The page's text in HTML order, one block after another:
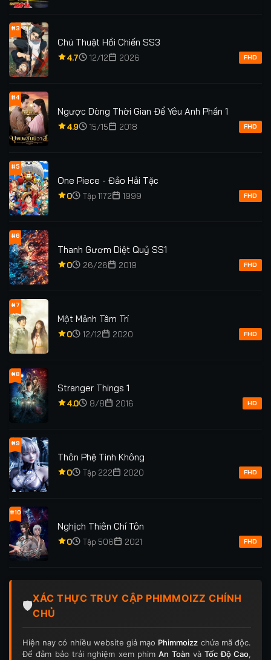
#3
Chú Thuật Hồi Chiến SS3
4.7 12/12 2026 FHD
#4
Ngược Dòng Thời Gian Để Yêu Anh Phần 1
4.9 15/15 2018 FHD
#5
One Piece - Đảo Hải Tặc
0 Tập 1172 1999 FHD
#6
Thanh Gươm Diệt Quỷ SS1
0 26/26 2019 FHD
#7
Một Mảnh Tâm Trí
0 12/12 2020 FHD
#8
Stranger Things 1
4.0 8/8 2016 HD
#9
Thôn Phệ Tinh Không
0 Tập 222 2020 FHD
#10
Nghịch Thiên Chí Tôn
0 Tập 506 2021 FHD
🛡️
XÁC THỰC TRUY CẬP PHIMMOIZZ CHÍNH
CHỦ
Hiện nay có nhiều website giả mạo Phimmoizz chứa mã độc.
Để đảm bảo trải nghiệm xem phimAn Toàn vàTốc Độ Cao,